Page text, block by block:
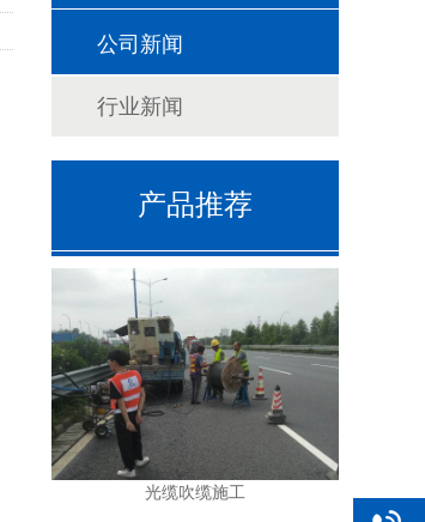
公司新闻
行业新闻
产品推荐
光缆吹缆施工